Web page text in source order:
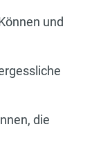
und
die